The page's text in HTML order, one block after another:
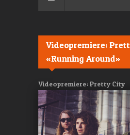
Videopremiere:
«Running Around»
Videopremiere: Pretty City